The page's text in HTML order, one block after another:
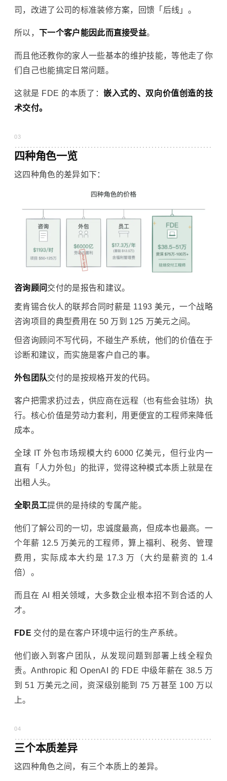
司，改进了公司的标准装修方案，回馈「后线」。
所以， 下一个客户能因此而直接受益。
而且他还教你的家人一些基本的维护技能，等他走了你
们自己也能搞定日常问题。
这就是 FDE 的本质了：嵌入式的、双向价值创造的技
术交付。
03
四种角色一览
这四种角色的差异如下：
咨询顾问 交付的是报告和建议。
麦肯锡合伙人的联邦合同时薪是 1193 美元，一个战略
咨询项目的典型费用在 50 万到 125 万美元之间。
但咨询顾问不写代码，不碰生产系统，他们的价值在于
诊断和建议，而实施是客户自己的事。
外包团队交付的是按规格开发的代码。
客户把需求扔过去，供应商在远程（也有些会驻场）执
行。核心价值是劳动力套利，用更便宜的工程师来降低
成本。
全球 IT 外包市场规模大约 6000 亿美元，但行业内一
直有「人力外包」的批评，觉得这种模式本质上就是在
出租人头。
全职员工提供的是持续的专属产能。
他们了解公司的一切，忠诚度最高，但成本也最高。一
个年薪 12.5 万美元的工程师，算上福利、税务、管理
费用，实际成本大约是 17.3 万（大约是薪资的 1.4
倍）。
而且在 AI 相关领域，大多数企业根本招不到合适的人
才。
FDE 交付的是在客户环境中运行的生产系统。
他们嵌入到客户团队，从发现问题到部署上线全程负
责。Anthropic 和OpenAI
的 FDE 中级年薪在 38.5 万
到 51 万美元之间，资深级别能到 75 万甚至 100 万以
上。
04
三个本质差异
这四种角色之间，有三个本质上的差异。